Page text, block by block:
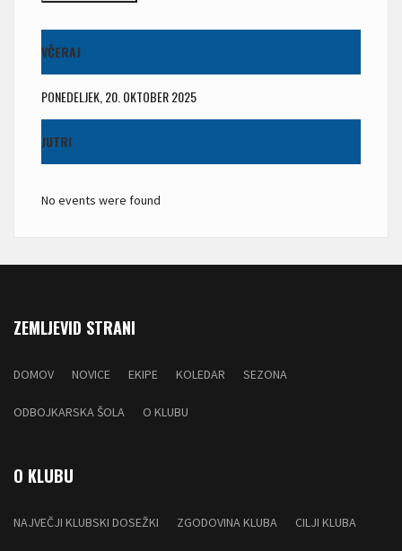
VČERAJ
PONEDELJEK, 20. OKTOBER 2025
JUTRI
No events were found
ZEMLJEVID STRANI
DOMOV NOVICE EKIPE KOLEDAR SEZONA
ODBOJKARSKA ŠOLA O KLUBU
O KLUBU
NAJVEČJI KLUBSKI DOSEŽKI ZGODOVINA KLUBA CILJI KLUBA